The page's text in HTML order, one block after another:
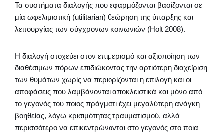
Τα συστήματα διαλογής που εφαρμόζονται βασίζονται σε
μία ωφελιμιστική (utilitarian) θεώρηση της ύπαρξης και
λειτουργίας των σύγχρονων κοινωνιών (Holt 2008).
Η διαλογή στοχεύει στον επιμερισμό και αξιοποίηση των
διαθέσιμων πόρων επιδιώκοντας την αρτιότερη διαχείριση
των θυμάτων χωρίς να περιορίζονται η επιλογή και οι
αποφάσεις που λαμβάνονται αποκλειστικά και μόνο από
το γεγονός του ποιος πράγματι έχει μεγαλύτερη ανάγκη
βοηθείας, λόγω κρισιμότητας τραυματισμού, αλλά
περισσότερο να επικεντρώνονται στο γεγονός στο ποια